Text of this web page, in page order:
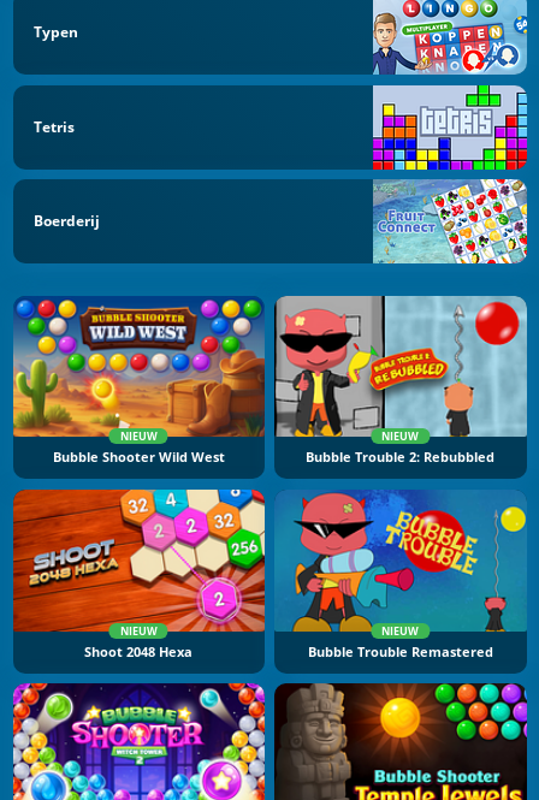
Typen
Tetris
Boerderij
NIEUW
Bubble Shooter Wild West
NIEUW
Bubble Trouble 2: Rebubbled
NIEUW
Shoot 2048 Hexa
NIEUW
Bubble Trouble Remastered